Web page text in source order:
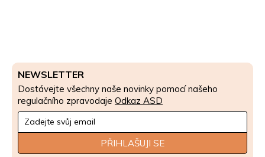
NEWSLETTER
Dostávejte všechny naše novinky pomocí našeho
regulačního zpravodaje Odkaz ASD
Newsletter
Signup
PŘIHLAŠUJI SE